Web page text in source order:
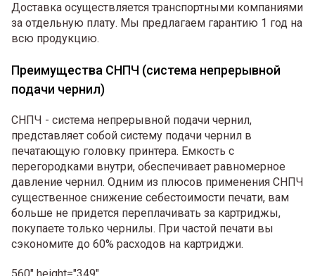
Доставка осуществляется транспортными компаниями
за отдельную плату. Мы предлагаем гарантию 1 год на
всю продукцию.
Преимущества СНПЧ (система непрерывной
подачи чернил)
СНПЧ - система непрерывной подачи чернил,
представляет собой систему подачи чернил в
печатающую головку принтера. Емкость с
перегородками внутри, обеспечивает равномерное
давление чернил. Одним из плюсов применения СНПЧ
существенное снижение себестоимости печати, вам
больше не придется переплачивать за картриджы,
покупаете только чернилы. При частой печати вы
сэкономите до 60% расходов на картриджи.